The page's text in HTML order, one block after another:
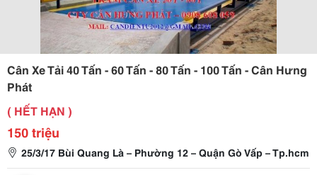
Cân Xe Tải 40 Tấn - 60 Tấn - 80 Tấn - 100 Tấn - Cân Hưng
Phát
( HẾT HẠN )
150 triệu
25/3/17 Bùi Quang Là – Phường 12 – Quận Gò Vấp – Tp.hcm